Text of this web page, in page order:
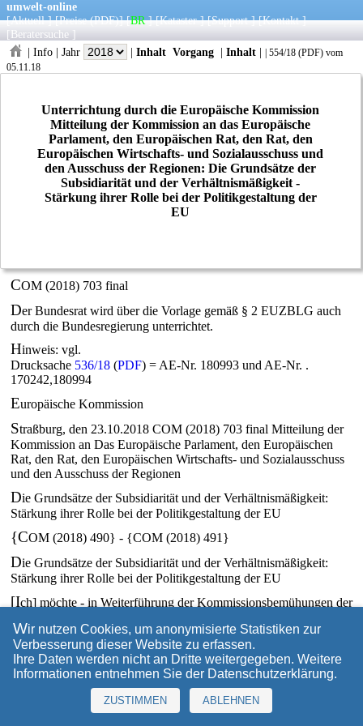
umwelt-online
[Aktuell] [Preise (PDF)] [BR] [Kataster] [Support] [Kontakt]
[ Beratersuche ]
| Info | Jahr | Inhalt Vorgang | Inhalt | 554/18 (PDF) vom
05.11.18
Unterrichtung durch die Europäische Kommission
Mitteilung der Kommission an das Europäische
Parlament, den Europäischen Rat, den Rat, den
Europäischen Wirtschafts- und Sozialausschuss und
den Ausschuss der Regionen: Die Grundsätze der
Subsidiarität und der Verhältnismäßigkeit -
Stärkung ihrer Rolle bei der Politikgestaltung der
EU
COM (2018) 703 final
Der Bundesrat wird über die Vorlage gemäß § 2 EUZBLG auch
durch die Bundesregierung unterrichtet.
Hinweis: vgl.
Drucksache 536/18 (PDF) = AE-Nr. 180993 und AE-Nr. .
170242,180994
Europäische Kommission
Straßburg, den 23.10.2018 COM (2018) 703 final Mitteilung der
Kommission an Das Europäische Parlament, den Europäischen
Rat, den Rat, den Europäischen Wirtschafts- und Sozialausschuss
und den Ausschuss der Regionen
Die Grundsätze der Subsidiarität und der Verhältnismäßigkeit:
Stärkung ihrer Rolle bei der Politikgestaltung der EU
{COM (2018) 490} - {COM (2018) 491}
Die Grundsätze der Subsidiarität und der Verhältnismäßigkeit:
Stärkung ihrer Rolle bei der Politikgestaltung der EU
[Ich] möchte - in Weiterführung der Kommissionsbemühungen der
wichtigen Dinge konzentriert. Wir sollten die Bürger Europas nicht
mit Regelungs-Klein-Klein nerven, sondern in großen Dingen
Größe zeigen, nicht pausenlos neue Initiativen vom Zaun brechen
und Befugnisse, dort wo es sinnvoll ist, an die Nationalstaaten
zurückgeben. Deshalb hat diese Kommission versucht, in großen
Dingen Größe zu zeigen und sich - und das hat sie getan - in
Wir nutzen Cookies, um anonymisierte Statistiken zur
Verbesserung dieser Website zu erfassen.
Ihre Daten werden nicht an Dritte weitergegeben. Weitere
Informationen entnehmen Sie der Datenschutzerklärung.
ZUSTIMMEN ABLEHNEN